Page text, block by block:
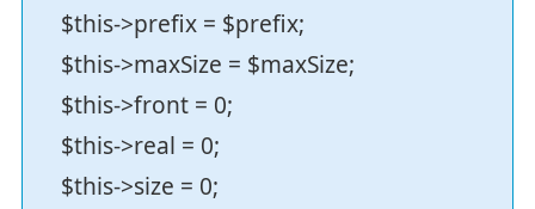
$this->prefix = $prefix;
$this->maxSize = $maxSize;
$this->front = 0;
$this->real = 0;
$this->size = 0;